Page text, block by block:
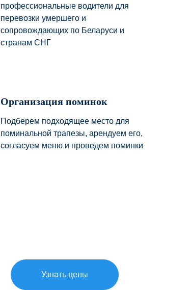
профессиональные водители для
перевозки умершего и
сопровождающих по Беларуси и
странам СНГ
Организация поминок
Подберем подходящее место для
поминальной трапезы, арендуем его,
согласуем меню и проведем поминки
Узнать цены